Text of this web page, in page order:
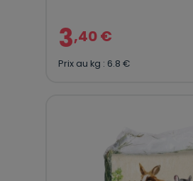
3,40 €
Prix au kg : 6.8 €